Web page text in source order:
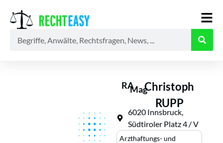
RAMagChristoph
RUPP
6020 Innsbruck,
Südtiroler Platz 4 / V
Arzthaftungs- und